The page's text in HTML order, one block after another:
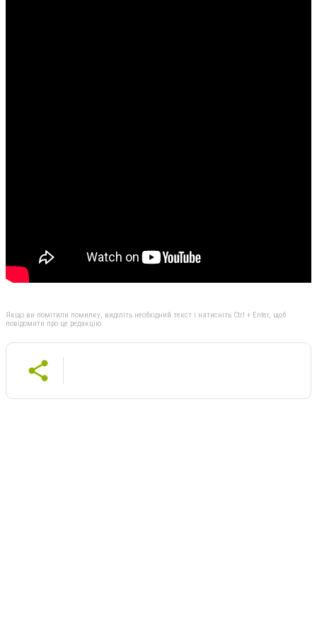
Якщо ви помітили помилку, виділіть необхідний текст і натисніть Ctrl + Enter, щоб
повідомити про це редакцію